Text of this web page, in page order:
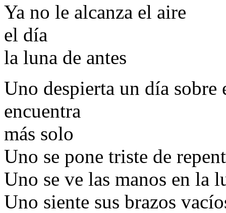
Ya no le alcanza el aire
el día
la luna de antes
Uno despierta un día sobre
encuentra
más solo
Uno se pone triste de
Uno se ve las manos en la
Uno siente sus brazos